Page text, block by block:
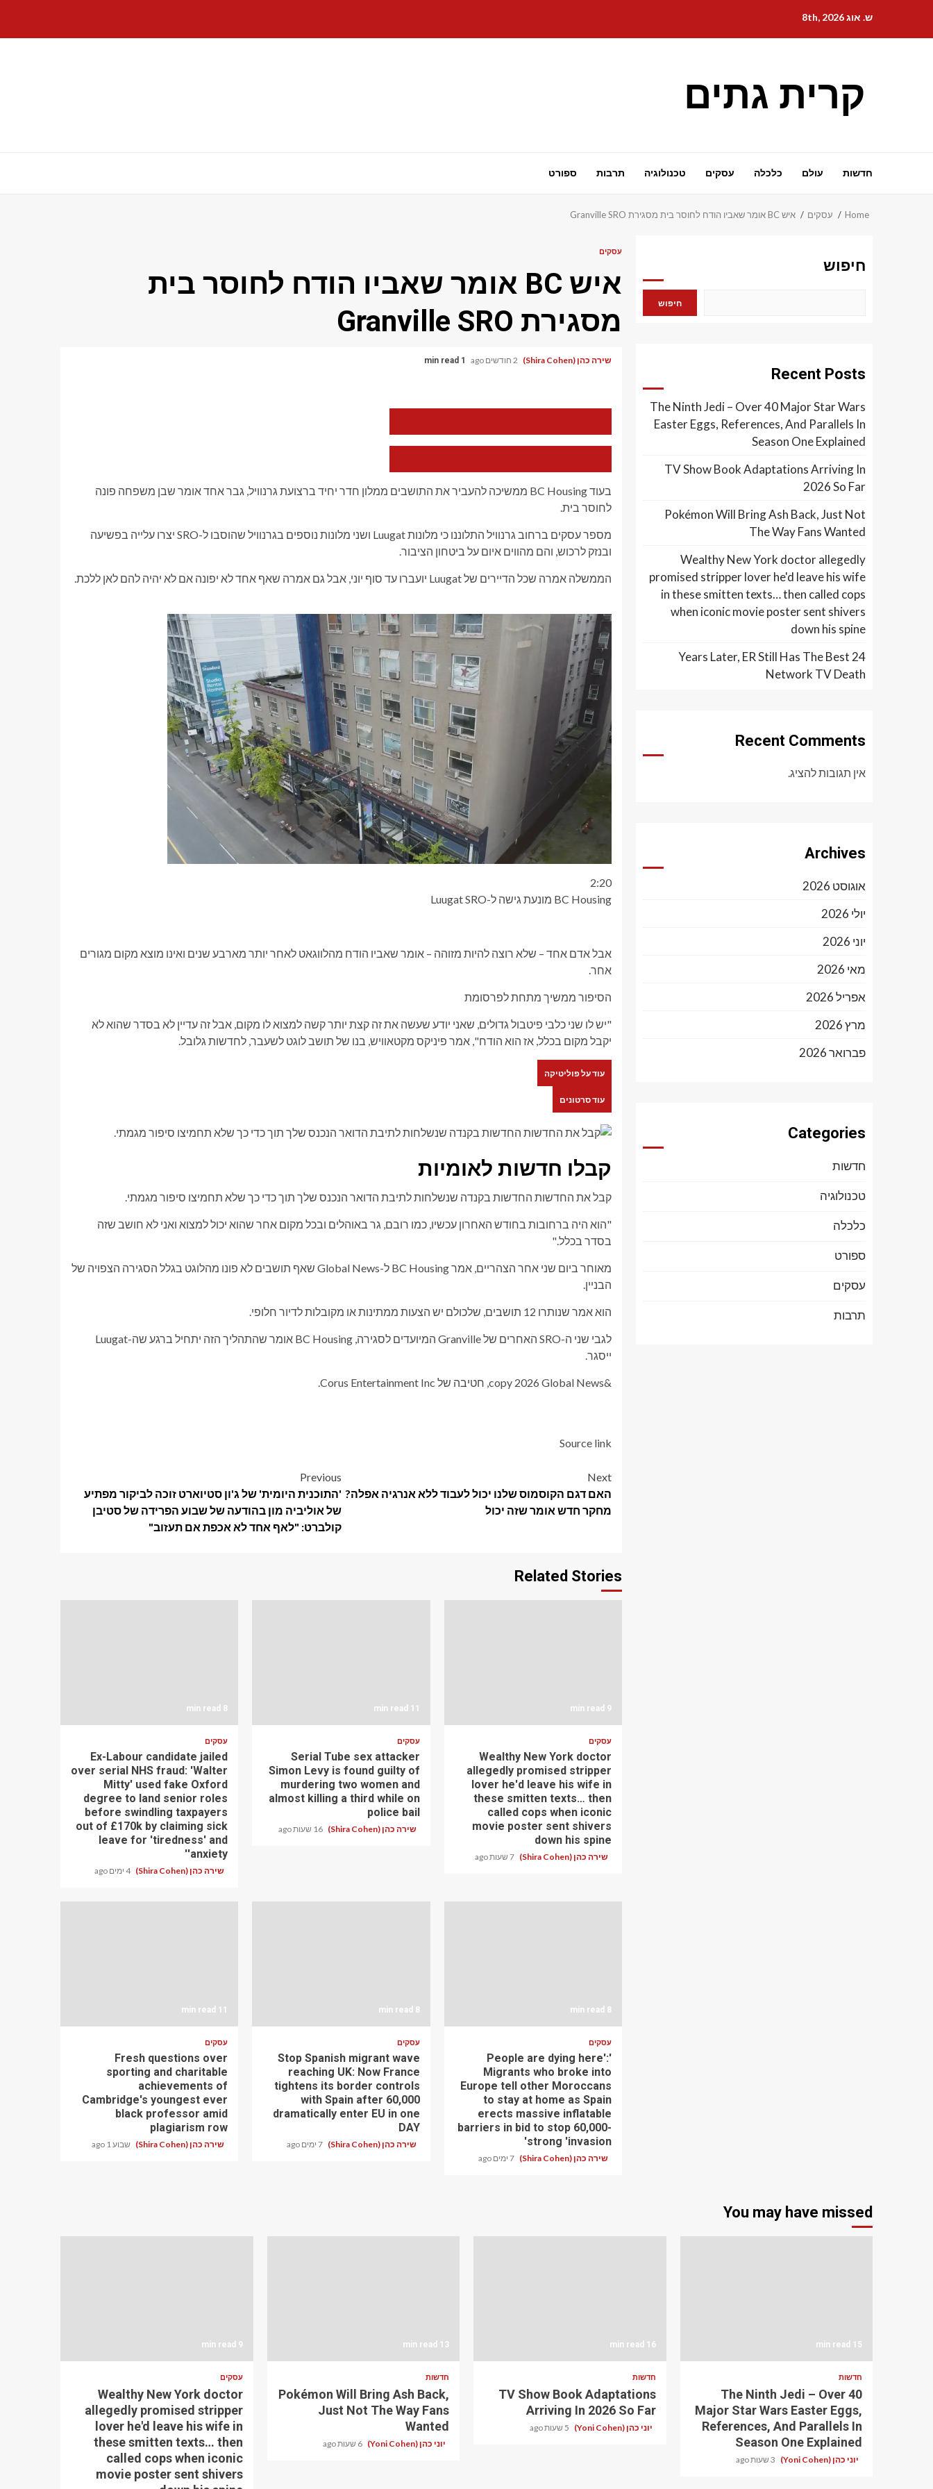
content
ש. אוג 8th, 2026
קרית גתים
חדשות עולם כלכלה עסקים טכנולוגיה תרבות ספורט
Home עסקים איש BC אומר שאביו הודח לחוסר בית מסגירת Granville SRO
עסקים
איש BC אומר שאביו הודח לחוסר בית
מסגירת Granville SRO
שירה כהן (Shira Cohen) 2 חודשים ago 1 min read
את
גודל
את
הגופן
בעוד BC Housing ממשיכה להעביר את התושבים ממלון חדר יחיד ברצועת גרנוויל, גבר אחד אומר שבן משפחה פונה
לחוסר בית.
מספר עסקים ברחוב גרנוויל התלוננו כי מלונות Luugat ושני מלונות נוספים בגרנוויל שהוסבו ל-SRO יצרו עלייה בפשיעה
ובנזק לרכוש, והם מהווים איום על ביטחון הציבור.
הממשלה אמרה שכל הדיירים של Luugat יועברו עד סוף יוני, אבל גם אמרה שאף אחד לא יפונה אם לא יהיה להם לאן ללכת.
2:20
BC Housing מונעת גישה ל-Luugat SRO
אבל אדם אחד – שלא רוצה להיות מזוהה – אומר שאביו הודח מהלווגאט לאחר יותר מארבע שנים ואינו מוצא מקום מגורים
אחר.
הסיפור ממשיך מתחת לפרסומת
"יש לו שני כלבי פיטבול גדולים, שאני יודע שעשה את זה קצת יותר קשה למצוא לו מקום, אבל זה עדיין לא בסדר שהוא לא
יקבל מקום בכלל, אז הוא הודח", אמר פיניקס מקטאוויש, בנו של תושב לוגט לשעבר, לחדשות גלובל.
עוד על פוליטיקה
עוד סרטונים
קבלו חדשות לאומיות
קבל את החדשות החדשות בקנדה שנשלחות לתיבת הדואר הנכנס שלך תוך כדי כך שלא תחמיצו סיפור מגמתי.
"הוא היה ברחובות בחודש האחרון עכשיו, כמו רובם, גר באוהלים ובכל מקום אחר שהוא יכול למצוא ואני לא חושב שזה
בסדר בכלל."
מאוחר ביום שני אחר הצהריים, אמר BC Housing ל-Global News שאף תושבים לא פונו מהלוגט בגלל הסגירה הצפויה של
הבניין.
הוא אמר שנותרו 12 תושבים, שלכולם יש הצעות ממתינות או מקובלות לדיור חלופי.
לגבי שני ה-SRO האחרים של Granville המיועדים לסגירה, BC Housing אומר שהתהליך הזה יתחיל ברגע שה-Luugat
ייסגר.
&copy 2026 Global News, חטיבה של Corus Entertainment Inc.
Source link
Post
navigation
Previous
'התוכנית היומית' של ג'ון סטיוארט זוכה לביקור מפתיע
של אוליביה מון בהודעה של שבוע הפרידה של סטיבן
קולברט: "לאף אחד לא אכפת אם תעזוב"
Next
האם דגם הקוסמוס שלנו יכול לעבוד ללא אנרגיה אפלה?
מחקר חדש אומר שזה יכול
Related Stories
9 min read
עסקים
Wealthy New York doctor
allegedly promised stripper
lover he'd leave his wife in
these smitten texts… then
called cops when iconic
movie poster sent shivers
down his spine
שירה כהן (Shira Cohen) 7 שעות ago
11 min read
עסקים
Serial Tube sex attacker
Simon Levy is found guilty of
murdering two women and
almost killing a third while on
police bail
שירה כהן (Shira Cohen) 16 שעות ago
8 min read
עסקים
Ex-Labour candidate jailed
over serial NHS fraud: 'Walter
Mitty' used fake Oxford
degree to land senior roles
before swindling taxpayers
out of £170k by claiming sick
leave for 'tiredness' and
'anxiety'
שירה כהן (Shira Cohen) 4 ימים ago
8 min read
עסקים
'People are dying here':
Migrants who broke into
Europe tell other Moroccans
to stay at home as Spain
erects massive inflatable
barriers in bid to stop 60,000-
strong 'invasion'
שירה כהן (Shira Cohen) 7 ימים ago
8 min read
עסקים
Stop Spanish migrant wave
reaching UK: Now France
tightens its border controls
with Spain after 60,000
dramatically enter EU in one
DAY
שירה כהן (Shira Cohen) 7 ימים ago
11 min read
עסקים
Fresh questions over
sporting and charitable
achievements of
Cambridge's youngest ever
black professor amid
plagiarism row
שירה כהן (Shira Cohen) שבוע 1 ago
חיפוש
חיפוש
Recent Posts
The Ninth Jedi – Over 40 Major Star Wars
Easter Eggs, References, And Parallels In
Season One Explained
TV Show Book Adaptations Arriving In
2026 So Far
Pokémon Will Bring Ash Back, Just Not
The Way Fans Wanted
Wealthy New York doctor allegedly
promised stripper lover he'd leave his wife
in these smitten texts… then called cops
when iconic movie poster sent shivers
down his spine
24 Years Later, ER Still Has The Best
Network TV Death
Recent Comments
אין תגובות להציג.
Archives
אוגוסט 2026
יולי 2026
יוני 2026
מאי 2026
אפריל 2026
מרץ 2026
פברואר 2026
Categories
חדשות
טכנולוגיה
כלכלה
ספורט
עסקים
תרבות
You may have missed
15 min read
חדשות
The Ninth Jedi – Over 40
Major Star Wars Easter Eggs,
References, And Parallels In
Season One Explained
יוני כהן (Yoni Cohen) 3 שעות ago
16 min read
חדשות
TV Show Book Adaptations
Arriving In 2026 So Far
יוני כהן (Yoni Cohen) 5 שעות ago
13 min read
חדשות
Pokémon Will Bring Ash Back,
Just Not The Way Fans
Wanted
יוני כהן (Yoni Cohen) 6 שעות ago
9 min read
עסקים
Wealthy New York doctor
allegedly promised stripper
lover he'd leave his wife in
these smitten texts… then
called cops when iconic
movie poster sent shivers